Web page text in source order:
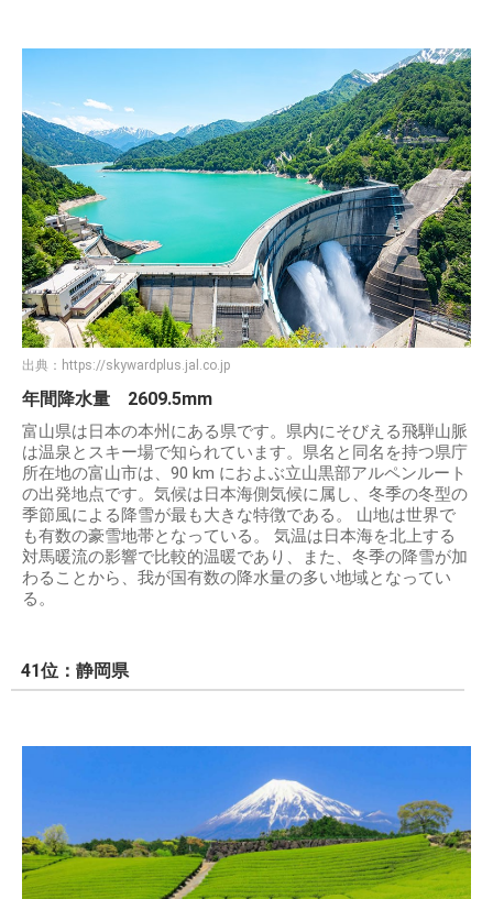
出典： https://skywardplus.jal.co.jp
年間降水量 2609.5mm
富山県は日本の本州にある県です。県内にそびえる飛騨山脈
は温泉とスキー場で知られています。県名と同名を持つ県庁
所在地の富山市は、90 km におよぶ立山黒部アルペンルート
の出発地点です。気候は日本海側気候に属し、冬季の冬型の
季節風による降雪が最も大きな特徴である。 山地は世界で
も有数の豪雪地帯となっている。 気温は日本海を北上する
対馬暖流の影響で比較的温暖であり、また、冬季の降雪が加
わることから、我が国有数の降水量の多い地域となってい
る。
41位：静岡県